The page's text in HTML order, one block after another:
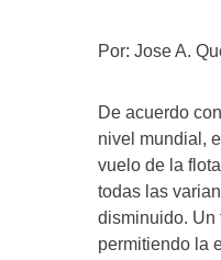
Por: Jose A.
De acuerdo
nivel mundial,
vuelo de la
todas las
disminuido. Un
permitiendo la